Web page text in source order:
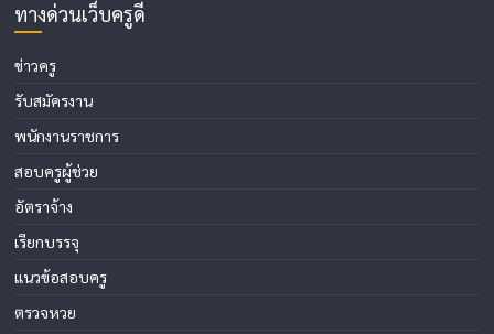
ทางด่วนเว็บครูดี
ข่าวครู
รับสมัครงาน
พนักงานราชการ
สอบครูผู้ช่วย
อัตราจ้าง
เรียกบรรจุ
แนวข้อสอบครู
ตรวจหวย